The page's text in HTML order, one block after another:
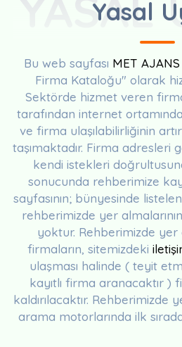
Yasal
Bu web sayfası MET AJANS
Firma Kataloğu" olarak
Sektörde hizmet veren
tarafından internet
ve firma ulaşılabilirliğinin
taşımaktadır. Firma adresleri
kendi istekleri
sonucunda rehberimize
sayfasının; bünyesinde
rehberimizde yer
yoktur. Rehberimizde
firmaların, sitemizdeki
ulaşması halinde ( teyit
kayıtlı firma aranacaktır )
kaldırılacaktır. Rehberimizde
arama motorlarında ilk